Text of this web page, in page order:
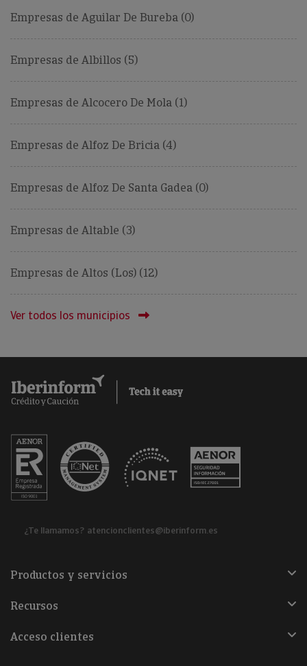
Empresas de Aguilar De Bureba (0)
Empresas de Albillos (5)
Empresas de Alcocero De Mola (1)
Empresas de Alfoz De Bricia (4)
Empresas de Alfoz De Santa Gadea (0)
Empresas de Altable (3)
Empresas de Altos (Los) (12)
Ver todos los municipios
¿Te llamamos? atencionclientes@iberinform.es
Productos y servicios
Recursos
Acceso clientes